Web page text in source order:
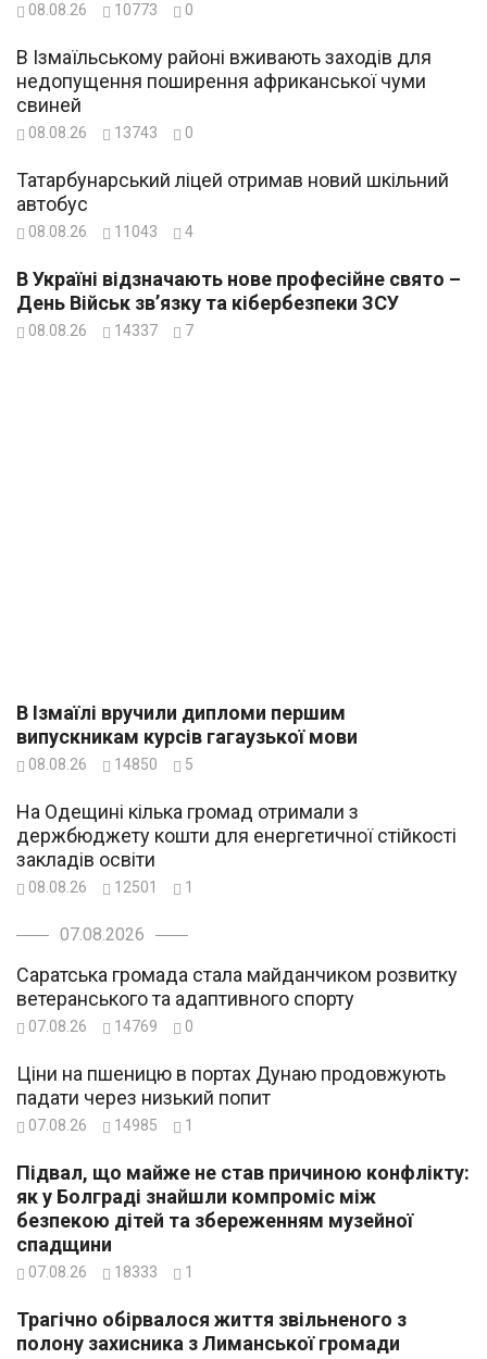
08.08.26 10773 0
В Ізмаїльському районі вживають заходів для
недопущення поширення африканської чуми
свиней
08.08.26 13743 0
Татарбунарський ліцей отримав новий шкільний
автобус
08.08.26 11043 4
В Україні відзначають нове професійне свято –
День Військ зв’язку та кібербезпеки ЗСУ
08.08.26 14337 7
В Ізмаїлі вручили дипломи першим
випускникам курсів гагаузької мови
08.08.26 14850 5
На Одещині кілька громад отримали з
держбюджету кошти для енергетичної стійкості
закладів освіти
08.08.26 12501 1
07.08.2026
Саратська громада стала майданчиком розвитку
ветеранського та адаптивного спорту
07.08.26 14769 0
Ціни на пшеницю в портах Дунаю продовжують
падати через низький попит
07.08.26 14985 1
Підвал, що майже не став причиною конфлікту:
як у Болграді знайшли компроміс між
безпекою дітей та збереженням музейної
спадщини
07.08.26 18333 1
Трагічно обірвалося життя звільненого з
полону захисника з Лиманської громади